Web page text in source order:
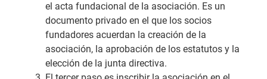
el acta fundacional de la asociación. Es un
documento privado en el que los socios
fundadores acuerdan la creación de la
asociación, la aprobación de los estatutos y la
elección de la junta directiva.